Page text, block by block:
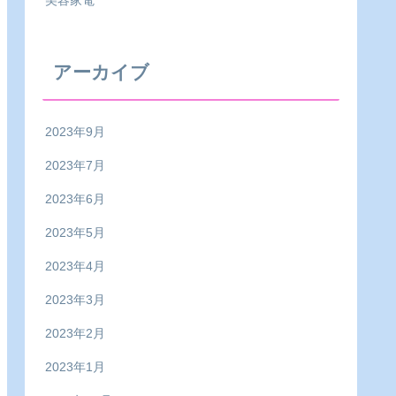
アーカイブ
2023年9月
2023年7月
2023年6月
2023年5月
2023年4月
2023年3月
2023年2月
2023年1月